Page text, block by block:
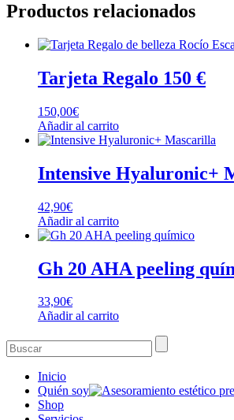
Productos relacionados
Tarjeta Regalo 150 €
150,00€
Añadir al carrito
Intensive Hyaluronic+
42,90€
Añadir al carrito
Gh 20 AHA peeling
33,90€
Añadir al carrito
Inicio
Quién soy
Shop